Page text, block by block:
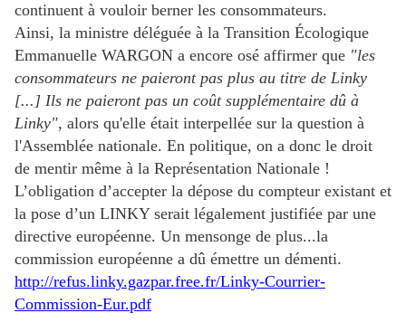
continuent à vouloir berner les consommateurs.
Ainsi, la ministre déléguée à la Transition Écologique
Emmanuelle WARGON a encore osé affirmer que "les
consommateurs ne paieront pas plus au titre de Linky
[...] Ils ne paieront pas un coût supplémentaire dû à
Linky", alors qu'elle était interpellée sur la question à
l'Assemblée nationale. En politique, on a donc le droit
de mentir même à la Représentation Nationale !
L’obligation d’accepter la dépose du compteur existant et
la pose d’un LINKY serait légalement justifiée par une
directive européenne. Un mensonge de plus...la
commission européenne a dû émettre un démenti.
http://refus.linky.gazpar.free.fr/Linky-Courrier-
Commission-Eur.pdf